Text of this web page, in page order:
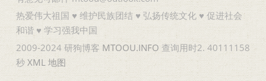
热爱伟大祖国 ♥ 维护民族团结 ♥ 弘扬传统文化 ♥ 促进社会
和谐 ♥ 学习强我中国
2009-2024 研狗博客 MTOOU.INFO 查询用时2. 40111158
秒 XML 地图